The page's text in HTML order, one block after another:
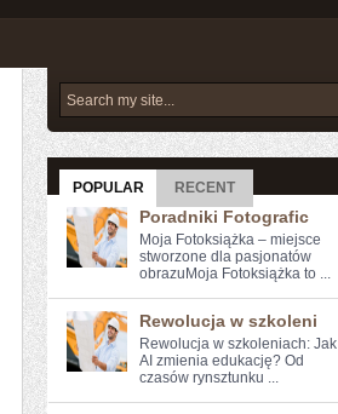
POPULAR RECENT
Poradniki Fotografic
Moja Fotoksiążka – miejsce
stworzone dla pasjonatów
obrazuMoja Fotoksiążka to ...
Rewolucja w szkoleni
Rewolucja w szkoleniach: Jak
AI ⁣zmienia edukację? Od
czasów rynsztunku⁢ ...